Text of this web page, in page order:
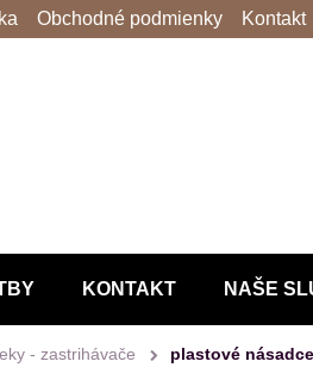
KONTAKT NAŠE
Obchodné podmienky Kontakt
- zastrihávače plastové